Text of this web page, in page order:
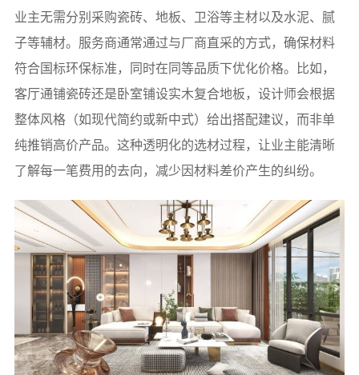
业主无需分别采购瓷砖、地板、卫浴等主材以及水泥、腻
子等辅材。服务商通常通过与厂商直采的方式，确保材料
符合国标环保标准，同时在同等品质下优化价格。比如，
客厅通铺瓷砖还是卧室铺设实木复合地板，设计师会根据
整体风格（如现代简约或新中式）给出搭配建议，而非单
纯推销高价产品。这种透明化的选材过程，让业主能清晰
了解每一笔费用的去向，减少因材料差价产生的纠纷。